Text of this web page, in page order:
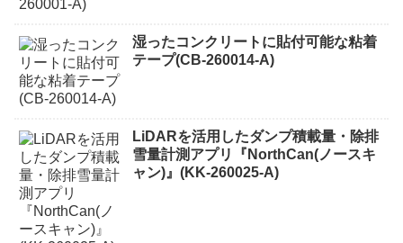
湿ったコンクリートに貼付可能な粘着
テープ(CB-260014-A)
LiDARを活用したダンプ積載量・除排
雪量計測アプリ『NorthCan(ノースキ
ャン)』(KK-260025-A)